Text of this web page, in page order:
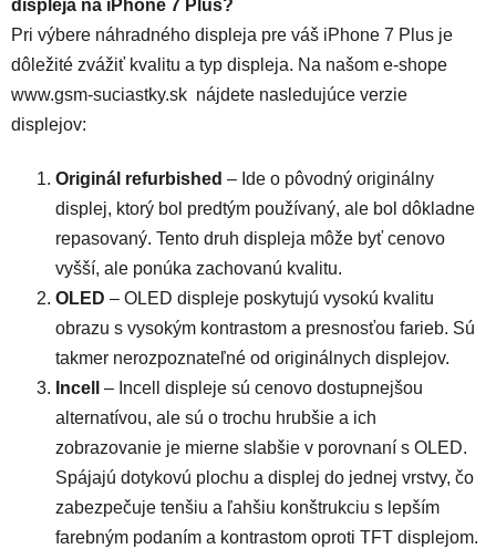
displeja na iPhone 7 Plus?
Pri výbere náhradného displeja pre váš iPhone 7 Plus je
dôležité zvážiť kvalitu a typ displeja. Na našom e-shope
www.gsm-suciastky.sk nájdete nasledujúce verzie
displejov:
Originál refurbished – Ide o pôvodný originálny
displej, ktorý bol predtým používaný, ale bol dôkladne
repasovaný. Tento druh displeja môže byť cenovo
vyšší, ale ponúka zachovanú kvalitu.
OLED – OLED displeje poskytujú vysokú kvalitu
obrazu s vysokým kontrastom a presnosťou farieb. Sú
takmer nerozpoznateľné od originálnych displejov.
Incell
– Incell displeje sú cenovo dostupnejšou
alternatívou, ale sú o trochu hrubšie a ich
zobrazovanie je mierne slabšie v porovnaní s OLED.
Spájajú dotykovú plochu a displej do jednej vrstvy, čo
zabezpečuje tenšiu a ľahšiu konštrukciu s lepším
farebným podaním a kontrastom oproti TFT displejom.